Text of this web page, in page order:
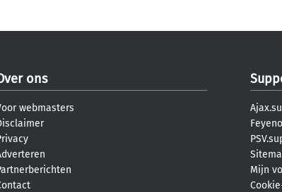
ons
webmasters
Mijn